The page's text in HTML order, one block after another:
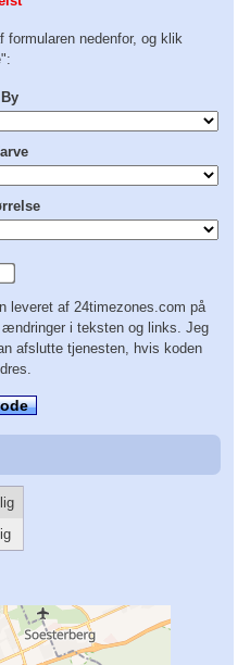
nedenfor, og klik
By
leveret af 24timezones.com på
i teksten og links. Jeg
afslutte tjenesten, hvis koden